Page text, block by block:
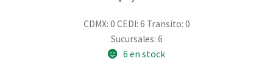
CDMX: 0 CEDI: 6 Transito: 0
Sucursales: 6
6 en stock